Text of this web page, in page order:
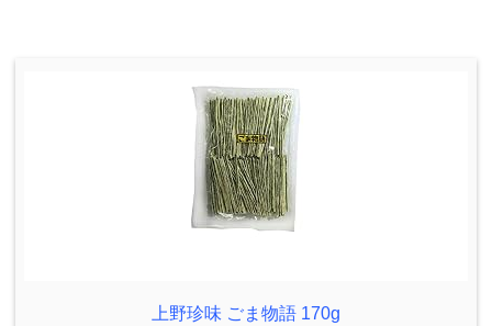
上野珍味 ごま物語 170g